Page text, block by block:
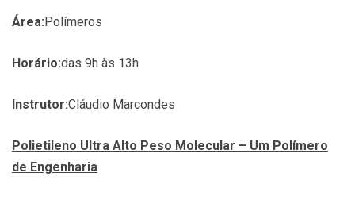
Área:Polímeros
Horário:das 9h às 13h
Instrutor:Cláudio Marcondes
Polietileno Ultra Alto Peso Molecular – Um Polímero
de Engenharia